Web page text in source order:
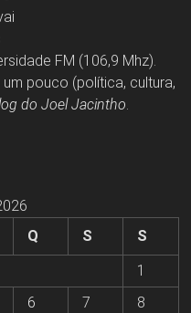
FM (106,9 Mhz).
pouco (política, cultura,
do Joel Jacintho.
Q S
S
1
6 7
8